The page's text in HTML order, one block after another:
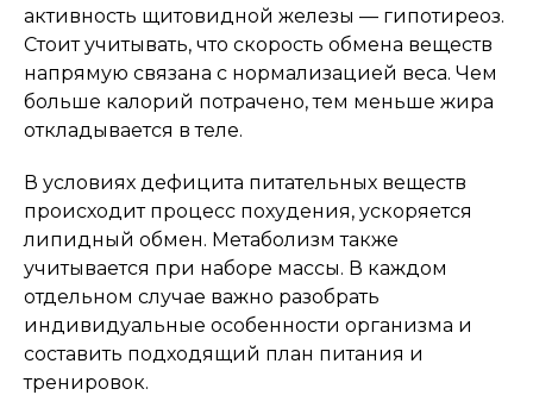
активность щитовидной железы — гипотиреоз.
Стоит учитывать, что скорость обмена веществ
напрямую связана с нормализацией веса. Чем
больше калорий потрачено, тем меньше жира
откладывается в теле.
В условиях дефицита питательных веществ
происходит процесс похудения, ускоряется
липидный обмен. Метаболизм также
учитывается при наборе массы. В каждом
отдельном случае важно разобрать
индивидуальные особенности организма и
составить подходящий план питания и
тренировок.